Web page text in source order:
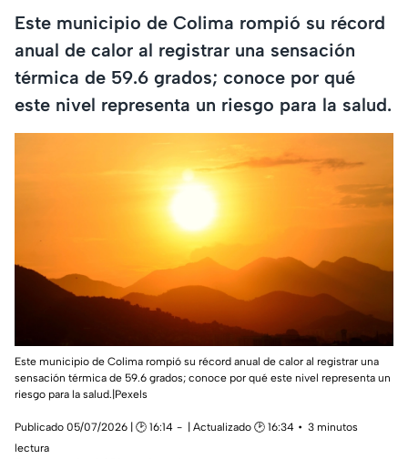
Este municipio de Colima rompió su récord
anual de calor al registrar una sensación
térmica de 59.6 grados; conoce por qué
este nivel representa un riesgo para la salud.
Este municipio de Colima rompió su récord anual de calor al registrar una
sensación térmica de 59.6 grados; conoce por qué este nivel representa un
riesgo para la salud.|Pexels
Publicado 05/07/2026 | 🕑 16:14 | Actualizado 🕑 16:34
3 minutos
lectura